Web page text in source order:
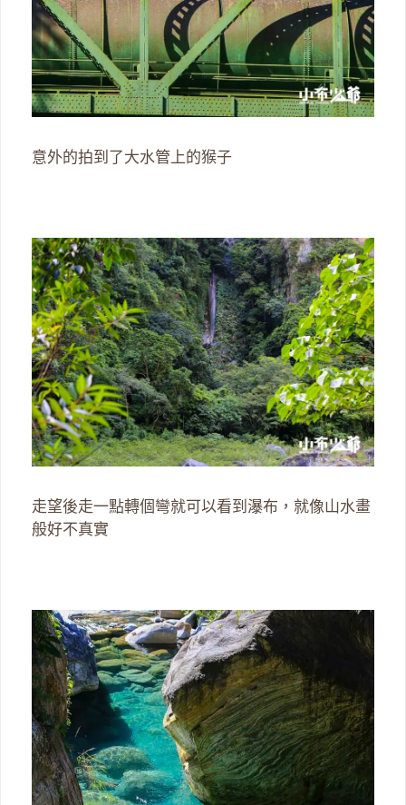
意外的拍到了大水管上的猴子
走望後走一點轉個彎就可以看到瀑布，就像山水畫
般好不真實